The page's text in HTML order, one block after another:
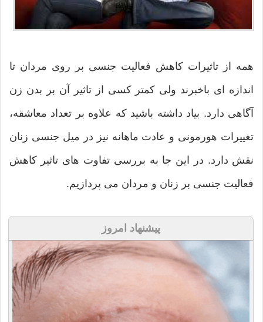
همه از تاثیرات کاهش فعالیت جنسی بر روی مردان تا
اندازه ای باخبرند ولی کمتر کسی از تاثیر آن بر بدن زن
آگاهی دارد. بیاد داشته باشید که علاوه بر تعداد معاشقه،
تغییرات هورمونی و عادت ماهانه نیز در میل جنسی زنان
نقش دارد. در این جا به بررسی تفاوت های تاثیر کاهش
فعالیت جنسی بر زنان و مردان می پردازیم.
پیشنهاد امروز